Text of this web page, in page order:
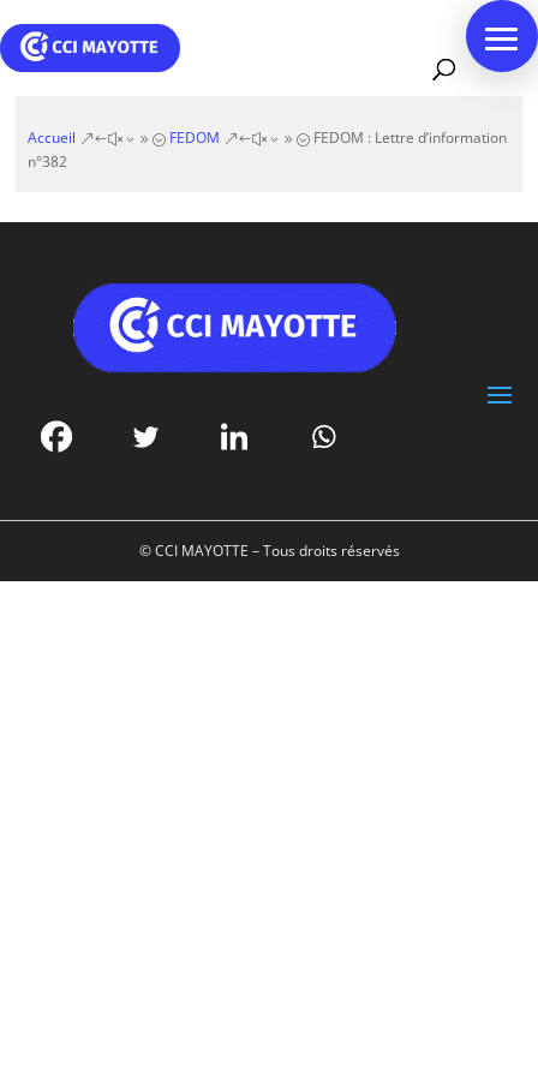
Accueil &#x39; FEDOM &#x39; FEDOM : Lettre d’information
n°382
© CCI MAYOTTE – Tous droits réservés